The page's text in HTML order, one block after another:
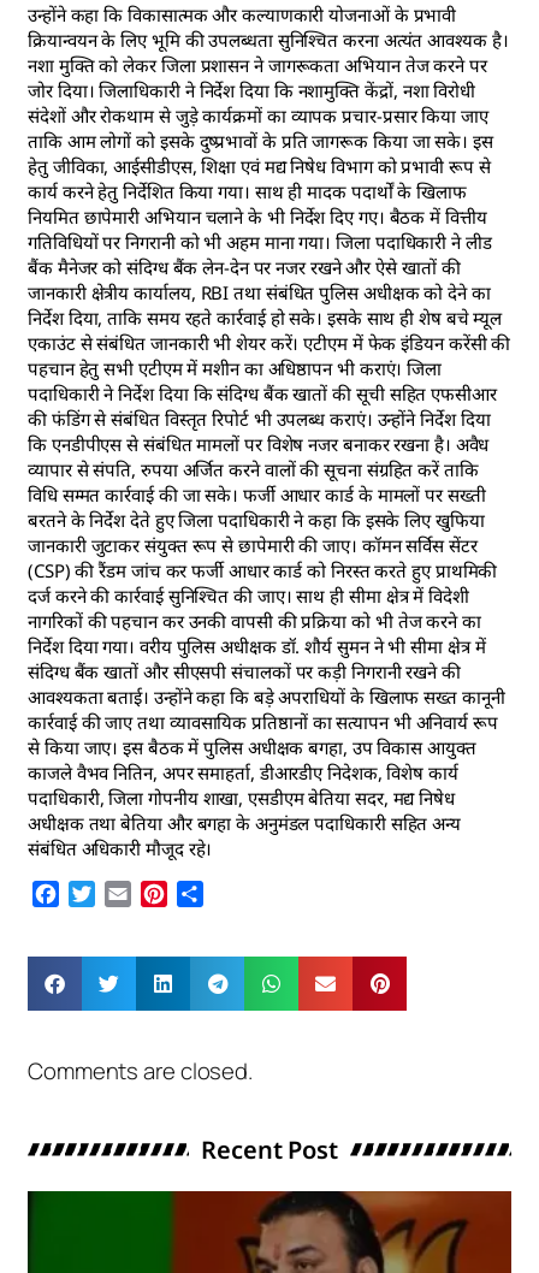
उन्होंने कहा कि विकासात्मक और कल्याणकारी योजनाओं के प्रभावी
क्रियान्वयन के लिए भूमि की उपलब्धता सुनिश्चित करना अत्यंत आवश्यक है।
नशा मुक्ति को लेकर जिला प्रशासन ने जागरूकता अभियान तेज करने पर
जोर दिया। जिलाधिकारी ने निर्देश दिया कि नशामुक्ति केंद्रों, नशा विरोधी
संदेशों और रोकथाम से जुड़े कार्यक्रमों का व्यापक प्रचार-प्रसार किया जाए
ताकि आम लोगों को इसके दुष्प्रभावों के प्रति जागरूक किया जा सके। इस
हेतु जीविका, आईसीडीएस, शिक्षा एवं मद्य निषेध विभाग को प्रभावी रूप से
कार्य करने हेतु निर्देशित किया गया। साथ ही मादक पदार्थों के खिलाफ
नियमित छापेमारी अभियान चलाने के भी निर्देश दिए गए। बैठक में वित्तीय
गतिविधियों पर निगरानी को भी अहम माना गया। जिला पदाधिकारी ने लीड
बैंक मैनेजर को संदिग्ध बैंक लेन-देन पर नजर रखने और ऐसे खातों की
जानकारी क्षेत्रीय कार्यालय, RBI तथा संबंधित पुलिस अधीक्षक को देने का
निर्देश दिया, ताकि समय रहते कार्रवाई हो सके। इसके साथ ही शेष बचे म्यूल
एकाउंट से संबंधित जानकारी भी शेयर करें। एटीएम में फेक इंडियन करेंसी की
पहचान हेतु सभी एटीएम में मशीन का अधिष्ठापन भी कराएं। जिला
पदाधिकारी ने निर्देश दिया कि संदिग्ध बैंक खातों की सूची सहित एफसीआर
की फंडिंग से संबंधित विस्तृत रिपोर्ट भी उपलब्ध कराएं। उन्होंने निर्देश दिया
कि एनडीपीएस से संबंधित मामलों पर विशेष नजर बनाकर रखना है। अवैध
व्यापार से संपति, रुपया अर्जित करने वालों की सूचना संग्रहित करें ताकि
विधि सम्मत कार्रवाई की जा सके। फर्जी आधार कार्ड के मामलों पर सख्ती
बरतने के निर्देश देते हुए जिला पदाधिकारी ने कहा कि इसके लिए खुफिया
जानकारी जुटाकर संयुक्त रूप से छापेमारी की जाए। कॉमन सर्विस सेंटर
(CSP) की रैंडम जांच कर फर्जी आधार कार्ड को निरस्त करते हुए प्राथमिकी
दर्ज करने की कार्रवाई सुनिश्चित की जाए। साथ ही सीमा क्षेत्र में विदेशी
नागरिकों की पहचान कर उनकी वापसी की प्रक्रिया को भी तेज करने का
निर्देश दिया गया। वरीय पुलिस अधीक्षक डॉ. शौर्य सुमन ने भी सीमा क्षेत्र में
संदिग्ध बैंक खातों और सीएसपी संचालकों पर कड़ी निगरानी रखने की
आवश्यकता बताई। उन्होंने कहा कि बड़े अपराधियों के खिलाफ सख्त कानूनी
कार्रवाई की जाए तथा व्यावसायिक प्रतिष्ठानों का सत्यापन भी अनिवार्य रूप
से किया जाए। इस बैठक में पुलिस अधीक्षक बगहा, उप विकास आयुक्त
काजले वैभव नितिन, अपर समाहर्ता, डीआरडीए निदेशक, विशेष कार्य
पदाधिकारी, जिला गोपनीय शाखा, एसडीएम बेतिया सदर, मद्य निषेध
अधीक्षक तथा बेतिया और बगहा के अनुमंडल पदाधिकारी सहित अन्य
संबंधित अधिकारी मौजूद रहे।
Facebook
Twitter
Email Pinterest
Comments are closed.
Recent Post